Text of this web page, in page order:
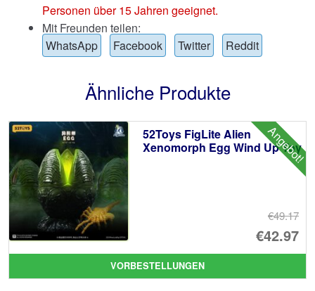
Personen über 15 Jahren geeignet.
Mit Freunden teilen:
WhatsApp
Facebook Twitter Reddit
Ähnliche Produkte
Angebot!
52Toys FigLite Alien
Xenomorph Egg Wind Up Toy
€49.17
€42.97
VORBESTELLUNGEN